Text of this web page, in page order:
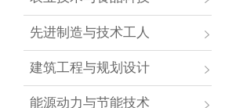
先进制造与技术工人
建筑工程与规划设计
能源动力与节能技术